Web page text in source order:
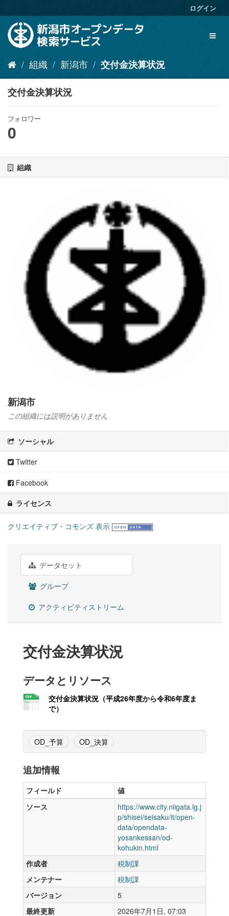
キ
容
ログイン
組織 新潟市 交付金決算状況
交付金決算状況
フォロワー
0
組織
新潟市
この組織には説明がありません
ソーシャル
Twitter
Facebook
ライセンス
クリエイティブ・コモンズ 表示
データセット
グループ
アクティビティストリーム
交付金決算状況
データとリソース
交付金決算状況（平成26年度から令和6年度ま
で）
OD_予算 OD_決算
追加情報
フィールド
値
ソース
https://www.city.niigata.lg.j
p/shisei/seisaku/it/open-
data/opendata-
yosankessan/od-
kohukin.html
作成者
税制課
メンテナー
税制課
バージョン
5
最終更新
2026年7月1日, 07:03